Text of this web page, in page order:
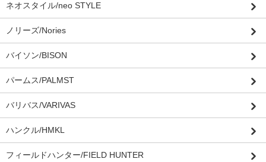
ネオスタイル/neo STYLE
ノリーズ/Nories
バイソン/BISON
パームス/PALMST
バリバス/VARIVAS
ハンクル/HMKL
フィールドハンター/FIELD HUNTER